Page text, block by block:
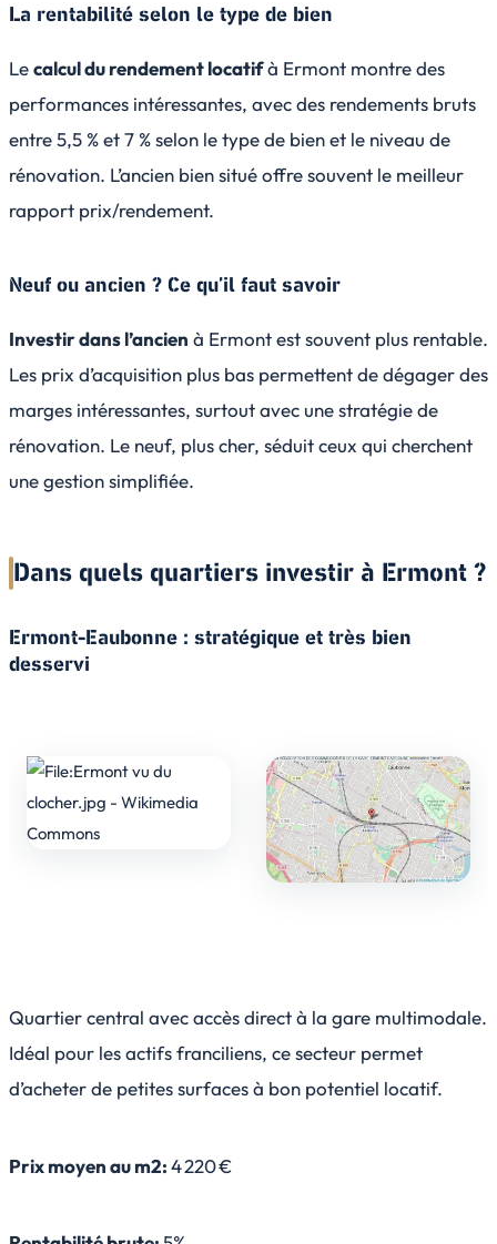
La rentabilité selon le type de bien
Lecalcul du rendement locatifà Ermont montre des
performances intéressantes, avec des rendements bruts
entre 5,5 % et 7 % selon le type de bien et le niveau de
rénovation. L’ancien bien situé offre souvent le meilleur
rapport prix/rendement.
Neuf ou ancien ? Ce qu’il faut savoir
Investir dans l’ancien à Ermont est souvent plus rentable.
Les prix d’acquisition plus bas permettent de dégager des
marges intéressantes, surtout avec une stratégie de
rénovation. Le neuf, plus cher, séduit ceux qui cherchent
une gestion simplifiée.
Dans quels quartiers investir à Ermont ?
Ermont-Eaubonne : stratégique et très bien
desservi
Quartier central avec accès direct à la gare multimodale.
Idéal pour les actifs franciliens, ce secteur permet
d’acheter de petites surfaces à bon potentiel locatif.
Prix moyen au m2:4 220 €